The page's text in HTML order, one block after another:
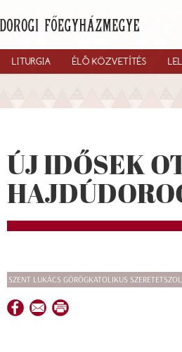
LITURGIA ÉLŐ KÖZVETÍTÉS
ÚJ IDŐSEK
SZENT LUKÁCS GÖRÖGKATOLIKUS